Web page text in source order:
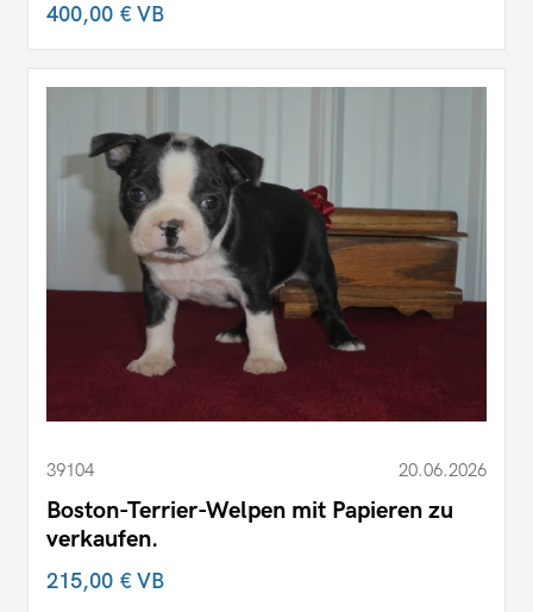
400,00 €VB
39104 20.06.2026
Boston-Terrier-Welpen mit Papieren zu
verkaufen.
215,00 €VB